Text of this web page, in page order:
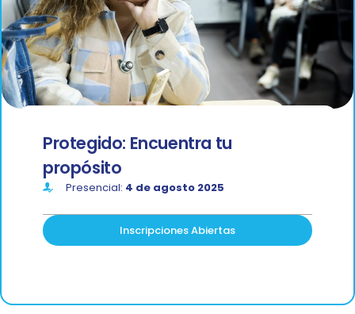
Protegido: Encuentra tu
propósito
Presencial: 4 de agosto 2025
Inscripciones Abiertas